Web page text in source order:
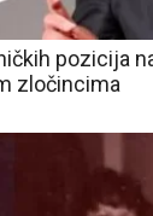
pozicija
zločincima